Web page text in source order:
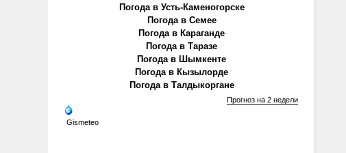
Погода в Усть-Каменогорске
Погода в Семее
Погода в Караганде
Погода в Таразе
Погода в Шымкенте
Погода в Кызылорде
Погода в Талдыкоргане
Gismeteo
Прогноз на 2 недели